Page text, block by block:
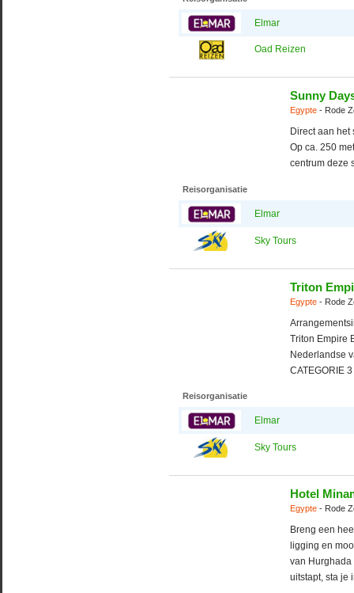
Elmar
Oad Reizen
Sunny
Egypte - Rode
Direct aan het
Op ca. 250
centrum deze
Reisorganisatie
Elmar
Sky Tours
Triton
Egypte - Rode
Triton Empire
Nederlandse
CATEGORIE 3
Reisorganisatie
Elmar
Sky Tours
Hotel
Egypte - Rode
Breng een
ligging en
van Hurghada
uitstapt, sta je